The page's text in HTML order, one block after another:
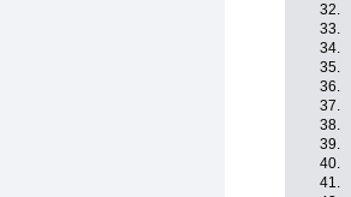
32.
33.
34.
35.
36.
37.
38.
39.
40.
41.